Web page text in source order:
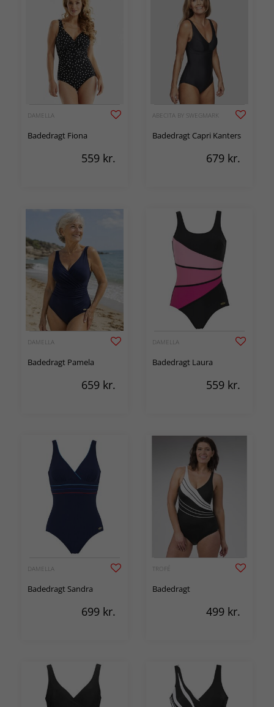
DAMELLA
Badedragt Fiona
559 kr.
ABECITA BY SWEGMARK
Badedragt Capri Kanters
679 kr.
DAMELLA
Badedragt Pamela
659 kr.
DAMELLA
Badedragt Laura
559 kr.
DAMELLA
Badedragt Sandra
699 kr.
TROFÉ
Badedragt
499 kr.